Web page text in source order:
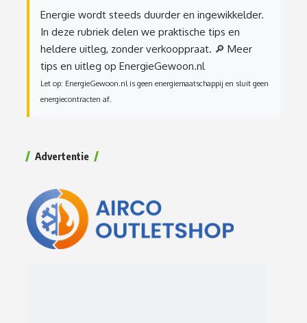
Energie wordt steeds duurder en ingewikkelder.
In deze rubriek delen we praktische tips en
heldere uitleg, zonder verkooppraat. 🔎 Meer
tips en uitleg op EnergieGewoon.nl
Let op: EnergieGewoon.nl is geen energiemaatschappij en sluit geen
energiecontracten af.
Advertentie